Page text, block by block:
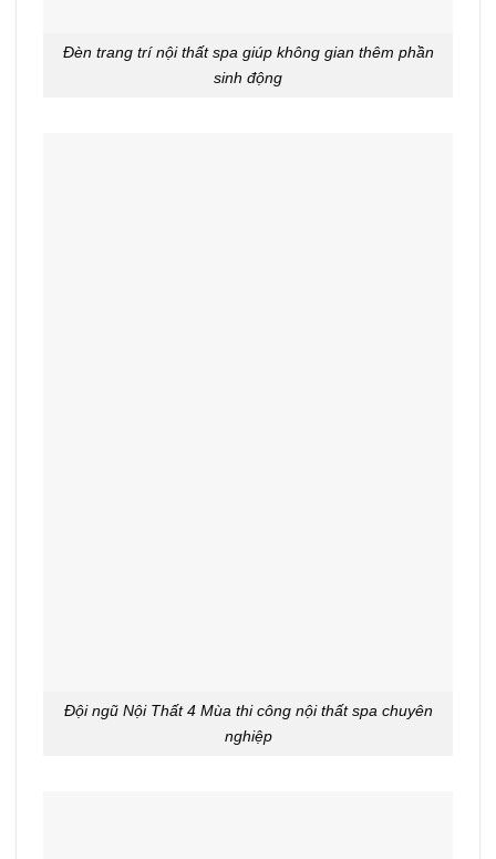
Đèn trang trí nội thất spa giúp không gian thêm phần
sinh động
Đội ngũ Nội Thất 4 Mùa thi công nội thất spa chuyên
nghiệp